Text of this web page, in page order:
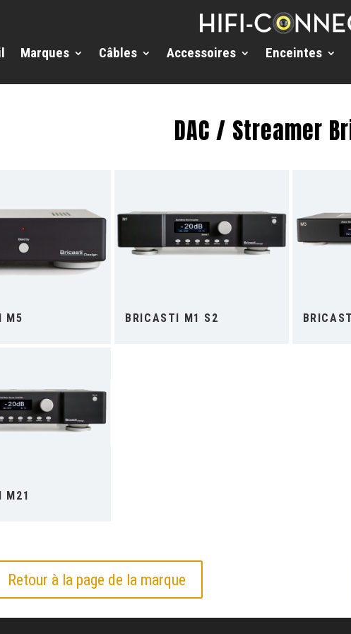
Marques Câbles Accessoires Enceintes
DAC / Streamer
M5 BRICASTI M1 S2
M21
Retour à la page de la marque